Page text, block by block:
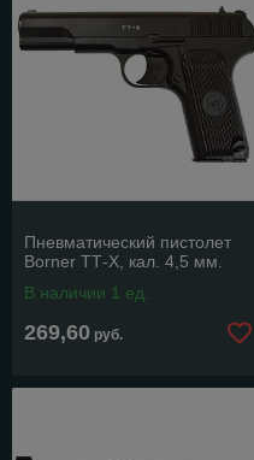
Пневматический пистолет
Borner ТТ-Х, кал. 4,5 мм.
В наличии 1 ед.
269,60 руб.